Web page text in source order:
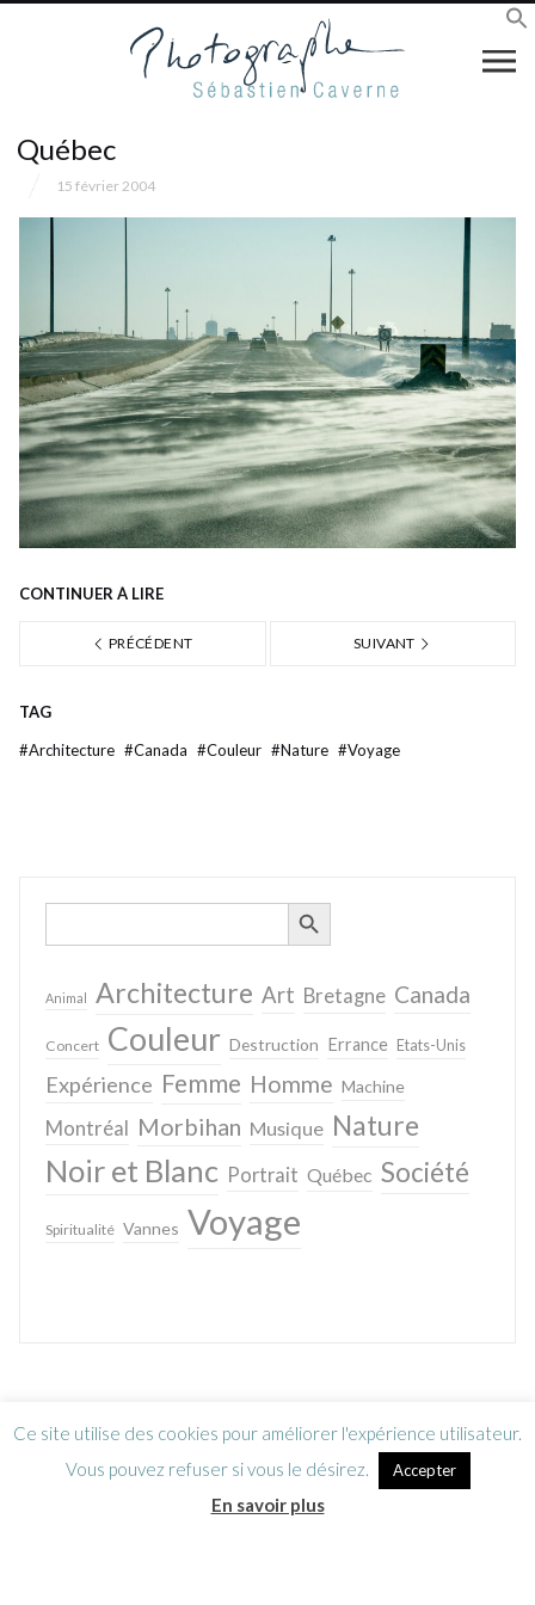
Québec
15 février 2004
CONTINUER À LIRE
PRÉCÉDENT SUIVANT
TAG
#Architecture #Canada #Couleur #Nature #Voyage
Search
SEARCH BUTTON
Animal Architecture Art Bretagne Canada
Concert Couleur Destruction Errance Etats-Unis
Expérience Femme Homme Machine
Montréal Morbihan Musique Nature
Noir et Blanc Portrait Québec Société
Spiritualité Vannes Voyage
Ce site utilise des cookies pour améliorer l'expérience utilisateur.
Vous pouvez refuser si vous le désirez.
Accepter
En savoir plus